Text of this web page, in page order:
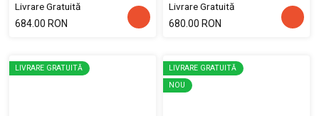
Livrare Gratuită
684.00 RON
Livrare Gratuită
680.00 RON
LIVRARE GRATUITĂ
LIVRARE GRATUITĂ
NOU